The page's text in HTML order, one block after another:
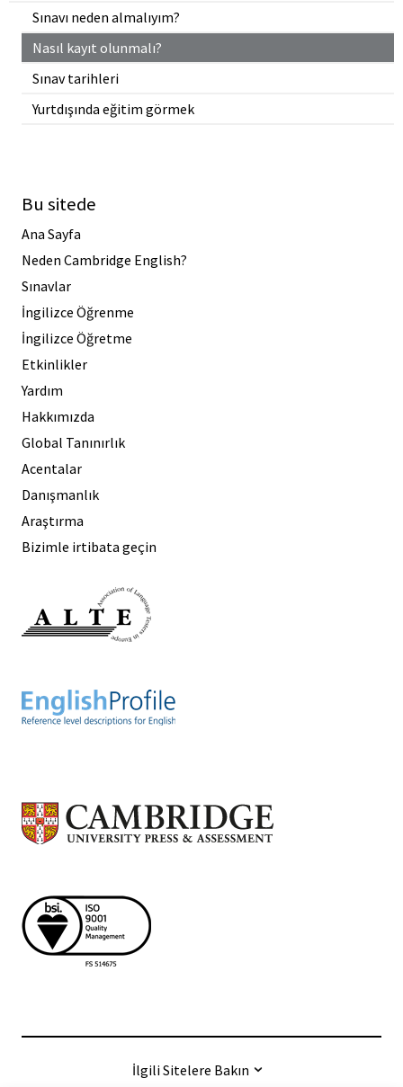
Sınavı neden almalıyım?
Nasıl kayıt olunmalı?
Sınav tarihleri
Yurtdışında eğitim görmek
Bu sitede
Ana Sayfa
Neden Cambridge English?
Sınavlar
İngilizce Öğrenme
İngilizce Öğretme
Etkinlikler
Yardım
Hakkımızda
Global Tanınırlık
Acentalar
Danışmanlık
Araştırma
Bizimle irtibata geçin
İlgili Sitelere Bakın